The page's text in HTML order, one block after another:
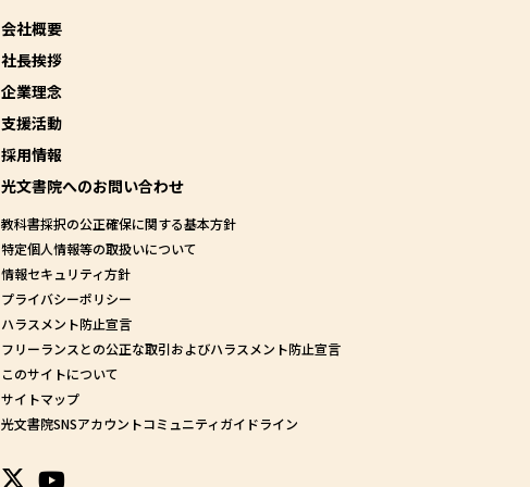
会社概要
社長挨拶
企業理念
支援活動
採用情報
光文書院へのお問い合わせ
教科書採択の公正確保に関する基本方針
特定個人情報等の取扱いについて
情報セキュリティ方針
プライバシーポリシー
ハラスメント防止宣言
フリーランスとの公正な取引およびハラスメント防止宣言
このサイトについて
サイトマップ
光文書院SNSアカウントコミュニティガイドライン